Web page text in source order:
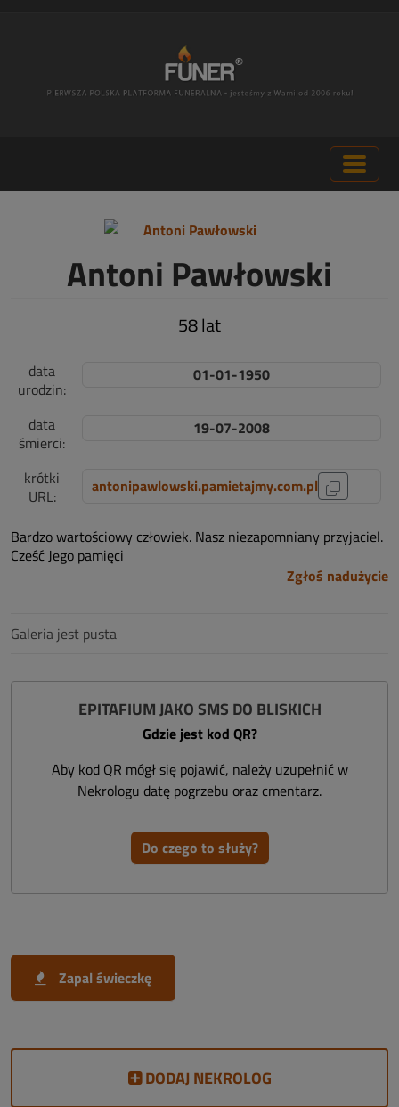
Antoni Pawłowski
58 lat
data
urodzin:
01-01-1950
data
śmierci:
19-07-2008
krótki
URL:
antonipawlowski.pamietajmy.com.pl
Bardzo wartościowy człowiek. Nasz niezapomniany przyjaciel.
Cześć Jego pamięci
Zgłoś nadużycie
Galeria jest pusta
EPITAFIUM JAKO SMS DO BLISKICH
Gdzie jest kod QR?
Aby kod QR mógł się pojawić, należy uzupełnić w
Nekrologu datę pogrzebu oraz cmentarz.
Do czego to służy?
Zapal świeczkę
DODAJ NEKROLOG